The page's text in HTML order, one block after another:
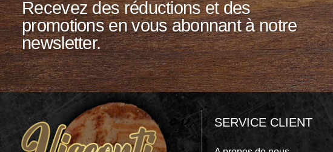
Recevez des réductions et des
promotions en vous abonnant à notre
newsletter.
SERVICE CLIENT